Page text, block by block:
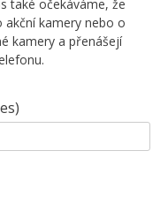
také očekáváme, že
kamery nebo o
kamery a přenášejí